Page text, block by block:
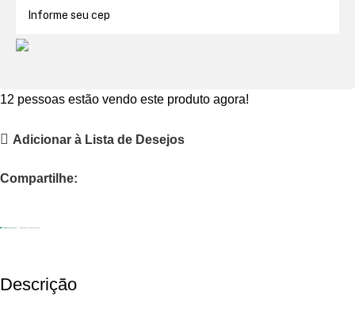
12 pessoas estão vendo este produto agora!
Adicionar à Lista de Desejos
Compartilhe:
Descrição